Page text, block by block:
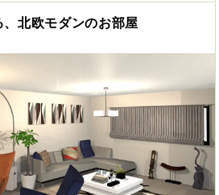
北欧モダンのお部屋